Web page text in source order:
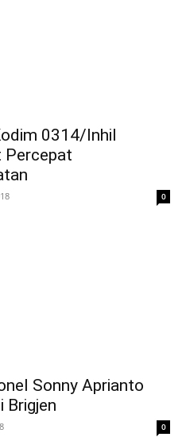
0314/Inhil
Percepat
0
Sonny Aprianto
Brigjen
0